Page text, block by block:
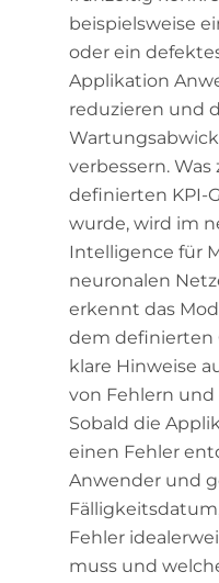
beispielsweise
oder ein
Applikation
reduzieren und
verbessern.
definierten KPI-
wurde, wird im
Intelligence für
neuronalen
erkennt das
dem definierten
klare Hinweise
von Fehlern
Sobald die
einen Fehler
Anwender und
Fehler
muss und